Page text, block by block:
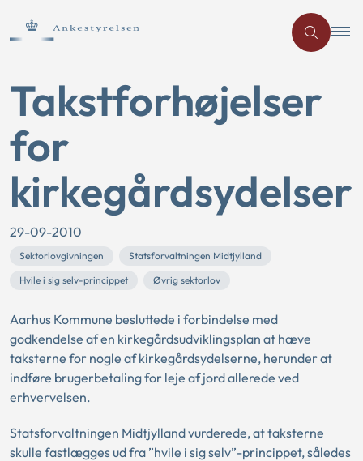
Takstforhøjelser
for
kirkegårdsydelser
29-09-2010
Sektorlovgivningen
Statsforvaltningen Midtjylland
Hvile i sig selv-princippet
Øvrig sektorlov
Aarhus Kommune besluttede i forbindelse med
godkendelse af en kirkegårdsudviklingsplan at hæve
taksterne for nogle af kirkegårdsydelserne, herunder at
indføre brugerbetaling for leje af jord allerede ved
erhvervelsen.
Statsforvaltningen Midtjylland vurderede, at taksterne
skulle fastlægges ud fra ”hvile i sig selv”-princippet, således